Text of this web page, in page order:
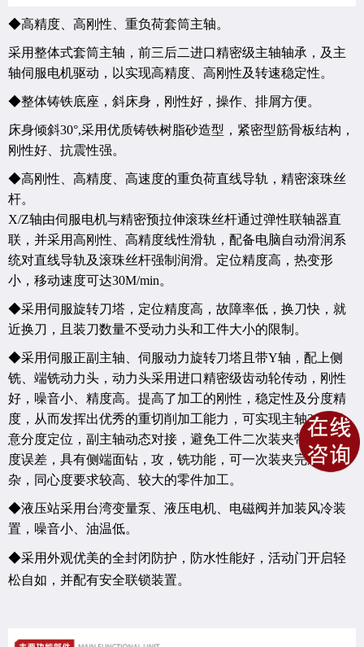
◆高精度、高刚性、重负荷套筒主轴。
采用整体式套筒主轴，前三后二进口精密级主轴轴承，及主
轴伺服电机驱动，以实现高精度、高刚性及转速稳定性。
◆整体铸铁底座，斜床身，刚性好，操作、排屑方便。
床身倾斜30°,采用优质铸铁树脂砂造型，紧密型筋骨板结构，
刚性好、抗震性强。
◆高刚性、高精度、高速度的重负荷直线导轨，精密滚珠丝
杆。
X/Z轴由伺服电机与精密预拉伸滚珠丝杆通过弹性联轴器直
联，并采用高刚性、高精度线性滑轨，配备电脑自动滑润系
统对直线导轨及滚珠丝杆强制润滑。定位精度高，热变形
小，移动速度可达30M/min。
◆采用伺服旋转刀塔，定位精度高，故障率低，换刀快，就
近换刀，且装刀数量不受动力头和工件大小的限制。
◆采用伺服正副主轴、伺服动力旋转刀塔且带Y轴，配上侧
铣、端铣动力头， 动力头采用进口精密级齿动轮传动，刚性
好，噪音小、精度高。 提高了加工的刚性，稳定性及分度精
度，从而发挥出优秀的重切削加工能力，可实现主轴360°任
意分度定位，副主轴动态对接，避免工件二次装夹带来的精
度误差，具有侧端面钻，攻，铣功能，可一次装夹完成较复
杂，同心度要求较高、较大的零件加工。
◆液压站采用台湾变量泵、液压电机、电磁阀并加装风冷装
置，噪音小、油温低。
◆采用外观优美的全封闭防护，防水性能好，活动门开启轻
松自如，并配有安全联锁装置。